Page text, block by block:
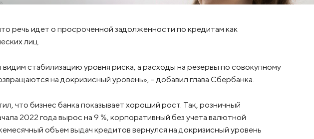
речь идет о просроченной задолженности по кредитам как
лиц.
стабилизацию уровня риска, а расходы на резервы по совокупному
на докризисный уровень», – добавил глава Сбербанка.
что бизнес банка показывает хороший рост. Так, розничный
2022 года вырос на 9 %, корпоративный без учета валютной
объем выдач кредитов вернулся на докризисный уровень